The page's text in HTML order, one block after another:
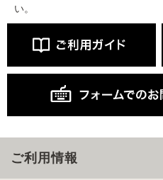
い。
ご利用情報